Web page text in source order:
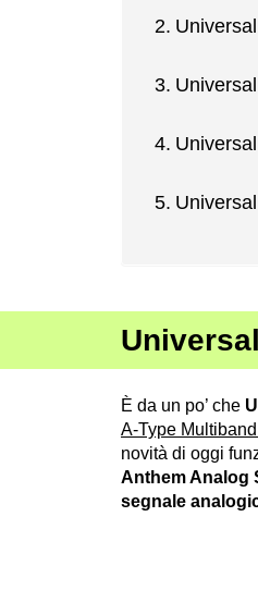
È da un po’ che
A-Type
novità di oggi
Anthem Analog
segnale